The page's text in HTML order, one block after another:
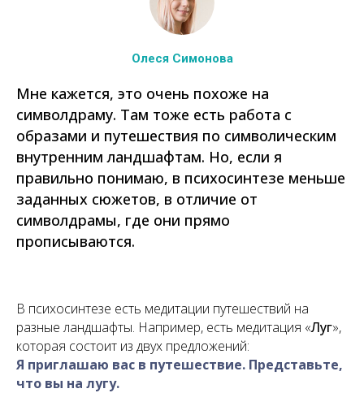
Олеся Симонова
Мне кажется, это очень похоже на
символдраму. Там тоже есть работа с
образами и путешествия по символическим
внутренним ландшафтам. Но, если я
правильно понимаю, в психосинтезе меньше
заданных сюжетов, в отличие от
символдрамы, где они прямо
прописываются.
В психосинтезе есть медитации путешествий на
разные ландшафты. Например, есть медитация «Луг»,
которая состоит из двух предложений:
Я приглашаю вас в путешествие. Представьте,
что вы на лугу.